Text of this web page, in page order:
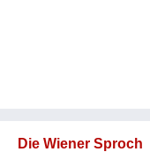
Die Wiener Sproch